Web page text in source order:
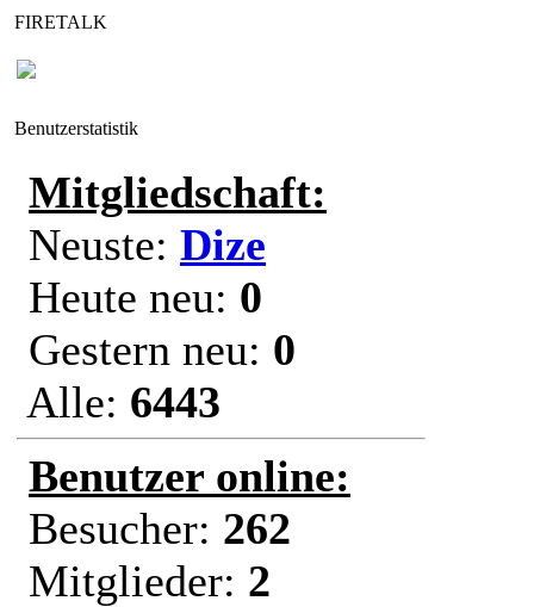
FIRETALK
Benutzerstatistik
Mitgliedschaft:
Neuste: Dize
Heute neu: 0
Gestern neu: 0
Alle: 6443
Benutzer online:
Besucher: 262
Mitglieder: 2